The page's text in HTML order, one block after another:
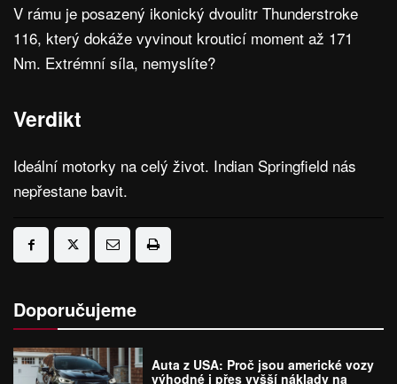
V rámu je posazený ikonický dvoulitr Thunderstroke
116, který dokáže vyvinout krouticí moment až 171
Nm. Extrémní síla, nemyslíte?
Verdikt
Ideální motorky na celý život. Indian Springfield nás
nepřestane bavit.
Doporučujeme
Auta z USA: Proč jsou americké vozy
výhodné i přes vyšší náklady na